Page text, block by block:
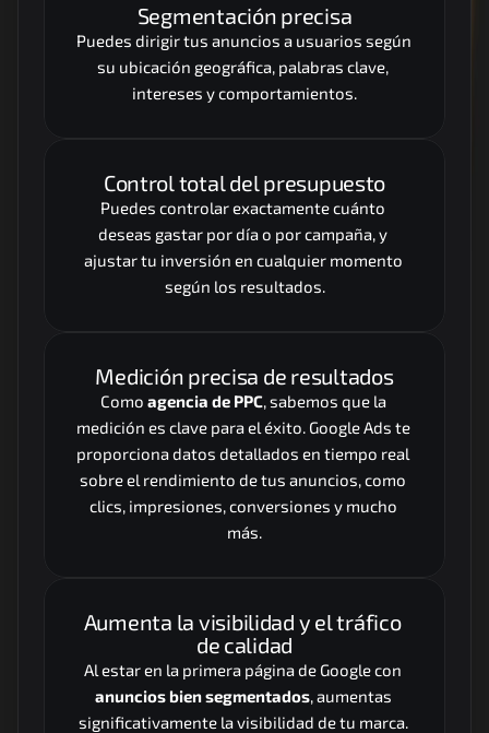
Segmentación precisa
Puedes dirigir tus anuncios a usuarios según
su ubicación geográfica, palabras clave,
intereses y comportamientos.
Control total del presupuesto
Puedes controlar exactamente cuánto
deseas gastar por día o por campaña, y
ajustar tu inversión en cualquier momento
según los resultados.
Medición precisa de resultados
Como agencia de PPC, sabemos que la
medición es clave para el éxito. Google Ads te
proporciona datos detallados en tiempo real
sobre el rendimiento de tus anuncios, como
clics, impresiones, conversiones y mucho
más.
Aumenta la visibilidad y el tráfico
de calidad
anuncios bien segmentados, aumentas
significativamente la visibilidad de tu marca.